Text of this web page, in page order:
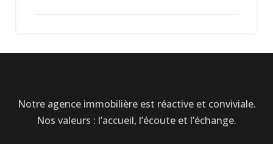
Notre agence immobilière est réactive et conviviale.
Nos valeurs : l’accueil, l’écoute et l’échange.